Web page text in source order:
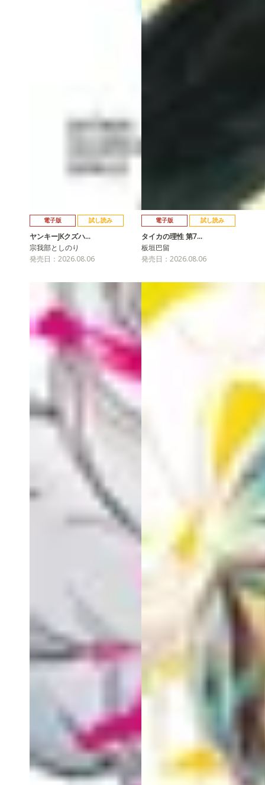
電子版 試し読み
ヤンキーJKクズハ…
宗我部としのり
発売日：2026.08.06
電子版 試し読み
タイカの理性 第7…
板垣巴留
発売日：2026.08.06